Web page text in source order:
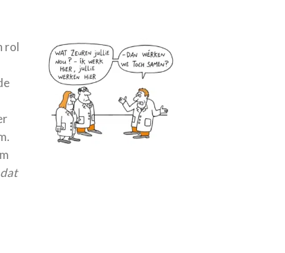
rol